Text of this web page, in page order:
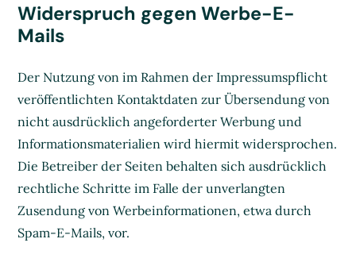
Widerspruch gegen Werbe-E-
Mails
Der Nutzung von im Rahmen der Impressumspflicht
veröffentlichten Kontaktdaten zur Übersendung von
nicht ausdrücklich angeforderter Werbung und
Informationsmaterialien wird hiermit widersprochen.
Die Betreiber der Seiten behalten sich ausdrücklich
rechtliche Schritte im Falle der unverlangten
Zusendung von Werbeinformationen, etwa durch
Spam-E-Mails, vor.